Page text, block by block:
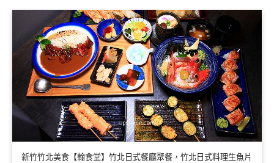
新竹竹北美食【翰食堂】竹北日式餐廳聚餐，竹北日式料理生魚片